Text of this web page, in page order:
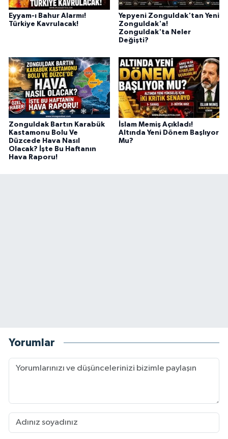
Eyyam-ı Bahur Alarmı!
Türkiye Kavrulacak!
Yepyeni Zonguldak'tan Yeni
Zonguldak'a!
Zonguldak'ta Neler
Değişti?
Zonguldak Bartın Karabük
Kastamonu Bolu Ve
Düzcede Hava Nasıl
Olacak? İşte Bu Haftanın
Hava Raporu!
İslam Memiş Açıkladı!
Altında Yeni Dönem Başlıyor
Mu?
Yorumlar